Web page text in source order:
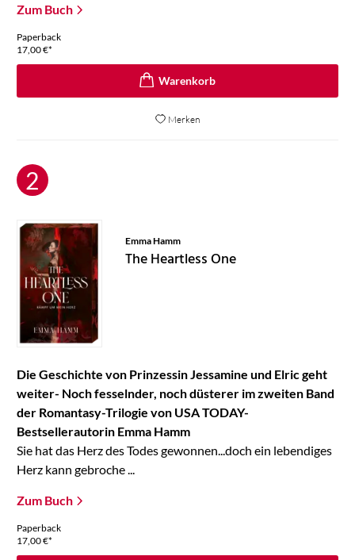
Zum Buch
Paperback
17,00€*
Merken
Emma Hamm
The Heartless One
Die Geschichte von Prinzessin Jessamine und Elric geht
weiter- Noch fesselnder, noch düsterer im zweiten Band
der Romantasy-Trilogie von USA TODAY-
Bestsellerautorin Emma Hamm
Sie hat das Herz des Todes gewonnen...doch ein lebendiges
Herz kann gebroche ...
Zum Buch
Paperback
17,00€*